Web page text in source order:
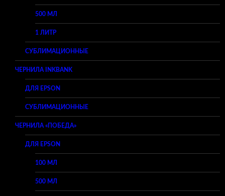
500 МЛ
1 ЛИТР
СУБЛИМАЦИОННЫЕ
ЧЕРНИЛА INKBANK
ДЛЯ EPSON
СУБЛИМАЦИОННЫЕ
ЧЕРНИЛА «ПОБЕДА»
ДЛЯ EPSON
100 МЛ
500 МЛ